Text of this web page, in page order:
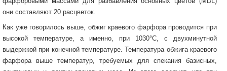
они составляют 20 расцветок.
Как уже говорилось выше, обжиг краевого фарфора проводится при
высокой температуре, а именно, при 1030°С, с двухминутной
выдержкой при конечной температуре. Температура обжига краевого
фарфора выше температур, требуемых для спекания базисных,